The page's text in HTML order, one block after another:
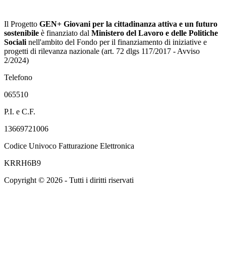
Il Progetto GEN+ Giovani per la cittadinanza attiva e un futuro
sostenibile è finanziato dal Ministero del Lavoro e delle Politiche
Sociali nell'ambito del Fondo per il finanziamento di iniziative e
progetti di rilevanza nazionale (art. 72 dlgs 117/2017 - Avviso
2/2024)
Telefono
065510
P.I. e C.F.
13669721006
Codice Univoco Fatturazione Elettronica
KRRH6B9
Copyright © 2026 - Tutti i diritti riservati